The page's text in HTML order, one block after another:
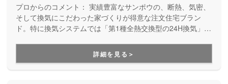
プロからのコメント： 実績豊富なサンポウの、断熱、気密、
そして換気にこだわった家づくりが得意な注文住宅ブラン
ド。特に換気システムでは「第1種全熱交換型の24H換気」を
の高い快適な住まいが実現します。土地探しから、女性目線
の間取り提案、アフターサポートまで、親身な対応が好評で
す。
詳細を見る＞